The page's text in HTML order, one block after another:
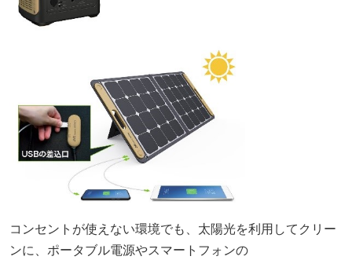
コンセントが使えない環境でも、太陽光を利用してクリー
ンに、ポータブル電源やスマートフォンの